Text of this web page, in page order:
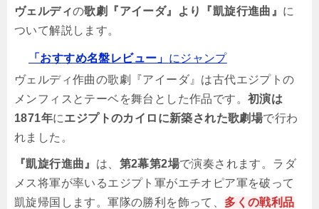
ヴェルディの歌劇『アイーダ』より『凱旋行進曲』 に
ついて解説します。
「おすすめ名盤レビュー」 にジャンプ
ヴェルディ作曲の歌劇『アイーダ』は古代エジプトの
メンフィスとテーベを舞台とした作品です。 初演は
1871年にエジプトのカイロに新築された歌劇場で行わ
れました。
『凱旋行進曲』 は、 第2幕第2場で演奏されます。ラダ
メス将軍が率いるエジプト軍がエチオピア軍を破って
凱旋帰国します。軍隊の勝利を飾って、 多くの戦利品